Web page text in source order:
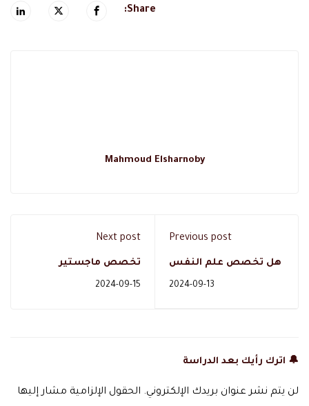
Share:
Mahmoud Elsharnoby
Previous post
هل تخصص علم النفس
2024-09-13
Next post
تخصص ماجستير
2024-09-15
🔔 اترك رأيك بعد الدراسة
لن يتم نشر عنوان بريدك الإلكتروني. الحقول الإلزامية مشار إليها